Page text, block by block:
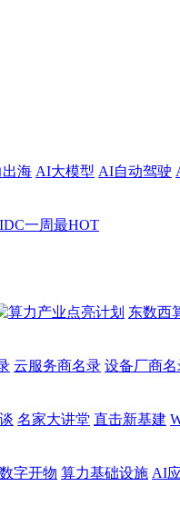
海 AI大模型 AI自动驾驶
IDC一周最HOT
东数西
云服务商名录 设备厂商名
名家大讲堂 直击新基建
数字开物 算力基础设施 AI